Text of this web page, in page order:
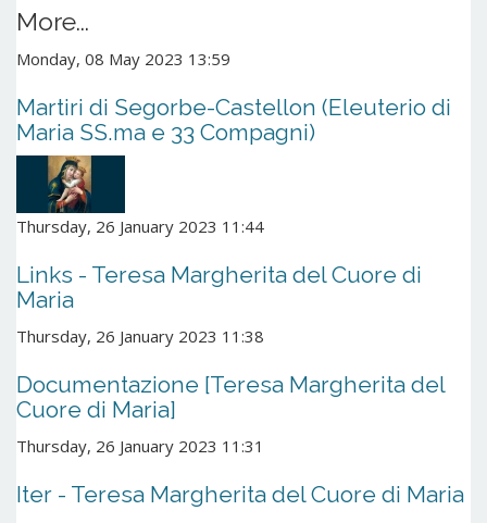
More...
Monday, 08 May 2023 13:59
Martiri di Segorbe-Castellon (Eleuterio di
Maria SS.ma e 33 Compagni)
Thursday, 26 January 2023 11:44
Links - Teresa Margherita del Cuore di
Maria
Thursday, 26 January 2023 11:38
Documentazione [Teresa Margherita del
Cuore di Maria]
Thursday, 26 January 2023 11:31
Iter - Teresa Margherita del Cuore di Maria